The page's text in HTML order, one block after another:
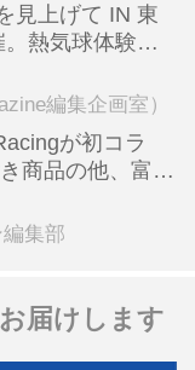
見上げて IN 東
熱気球体験搭
編集企画室）
が初コラ
商品の他、富士
集部
届けします